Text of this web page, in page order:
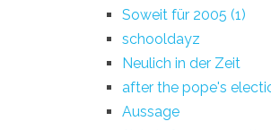
Soweit für 2005 (1)
schooldayz
Neulich in der Zeit
after the pope's
Aussage